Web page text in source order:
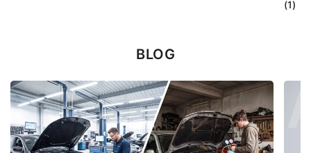
(1)
BLOG